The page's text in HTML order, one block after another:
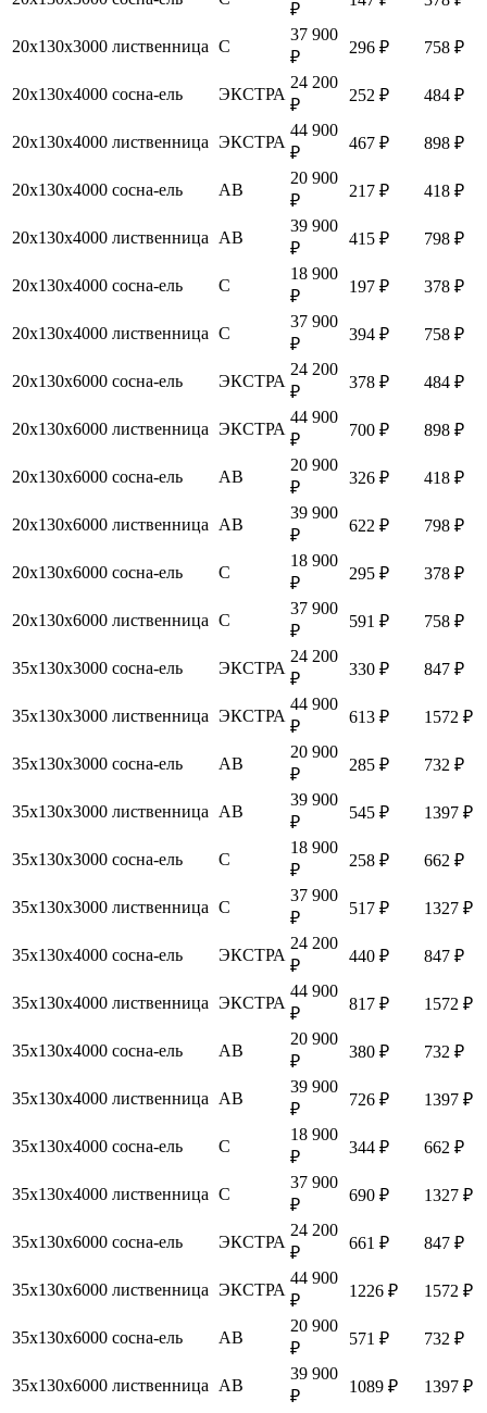
₽
20х130х3000 лиственница С
37 900
₽
296 ₽ 758 ₽
20х130х4000 сосна-ель ЭКСТРА
24 200
₽
252 ₽ 484 ₽
20х130х4000 лиственница ЭКСТРА
44 900
₽
467 ₽ 898 ₽
20х130х4000 сосна-ель АВ
20 900
₽
217 ₽ 418 ₽
20х130х4000 лиственница АВ
39 900
₽
415 ₽ 798 ₽
20х130х4000 сосна-ель С
18 900
₽
197 ₽ 378 ₽
20х130х4000 лиственница С
37 900
₽
394 ₽ 758 ₽
20х130х6000 сосна-ель ЭКСТРА
24 200
₽
378 ₽ 484 ₽
20х130х6000 лиственница ЭКСТРА
44 900
₽
700 ₽ 898 ₽
20х130х6000 сосна-ель АВ
20 900
₽
326 ₽ 418 ₽
20х130х6000 лиственница АВ
39 900
₽
622 ₽ 798 ₽
20х130х6000 сосна-ель С
18 900
₽
295 ₽ 378 ₽
20х130х6000 лиственница С
37 900
₽
591 ₽ 758 ₽
35х130х3000 сосна-ель ЭКСТРА
24 200
₽
330 ₽ 847 ₽
35х130х3000 лиственница ЭКСТРА
44 900
₽
613 ₽ 1572 ₽
35х130х3000 сосна-ель АВ
20 900
₽
285 ₽ 732 ₽
35х130х3000 лиственница АВ
39 900
₽
545 ₽ 1397 ₽
35х130х3000 сосна-ель С
18 900
₽
258 ₽ 662 ₽
35х130х3000 лиственница С
37 900
₽
517 ₽ 1327 ₽
35х130х4000 сосна-ель ЭКСТРА
24 200
₽
440 ₽ 847 ₽
35х130х4000 лиственница ЭКСТРА
44 900
₽
817 ₽ 1572 ₽
35х130х4000 сосна-ель АВ
20 900
₽
380 ₽ 732 ₽
35х130х4000 лиственница АВ
39 900
₽
726 ₽ 1397 ₽
35х130х4000 сосна-ель С
18 900
₽
344 ₽ 662 ₽
35х130х4000 лиственница С
37 900
₽
690 ₽ 1327 ₽
35х130х6000 сосна-ель ЭКСТРА
24 200
₽
661 ₽ 847 ₽
35х130х6000 лиственница ЭКСТРА
44 900
₽
1226 ₽ 1572 ₽
35х130х6000 сосна-ель АВ
20 900
₽
571 ₽ 732 ₽
35х130х6000 лиственница АВ
39 900
₽
1089 ₽
1397 ₽